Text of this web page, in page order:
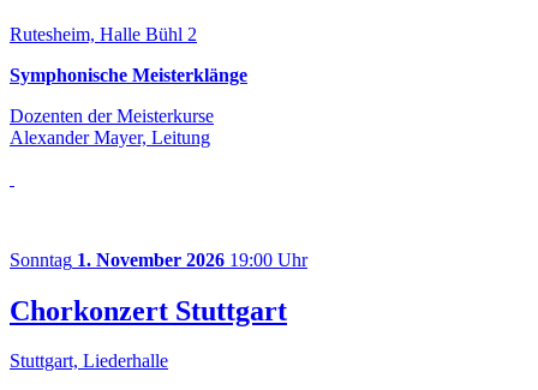
Rutesheim, Halle Bühl 2
Symphonische Meisterklänge
Dozenten der Meisterkurse
Alexander Mayer, Leitung
Sonntag 1. November 2026 19:00 Uhr
Chorkonzert Stuttgart
Stuttgart, Liederhalle